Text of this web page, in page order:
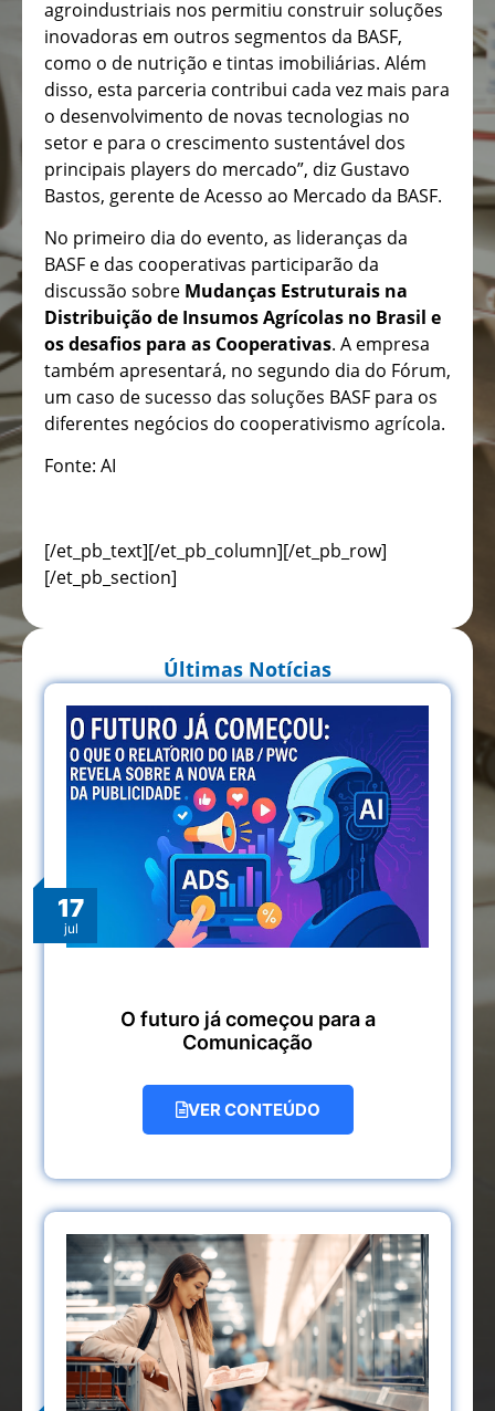
agroindustriais nos permitiu construir soluções
inovadoras em outros segmentos da BASF,
como o de nutrição e tintas imobiliárias. Além
disso, esta parceria contribui cada vez mais para
o desenvolvimento de novas tecnologias no
setor e para o crescimento sustentável dos
principais players do mercado”, diz Gustavo
Bastos, gerente de Acesso ao Mercado da BASF.
No primeiro dia do evento, as lideranças da
BASF e das cooperativas participarão da
discussão sobre Mudanças Estruturais na
Distribuição de Insumos Agrícolas no Brasil e
os desafios para as Cooperativas. A empresa
também apresentará, no segundo dia do Fórum,
um caso de sucesso das soluções BASF para os
diferentes negócios do cooperativismo agrícola.
Fonte: AI
[/et_pb_text][/et_pb_column][/et_pb_row]
[/et_pb_section]
Últimas Notícias
17
jul
O futuro já começou para a
Comunicação
VER CONTEÚDO